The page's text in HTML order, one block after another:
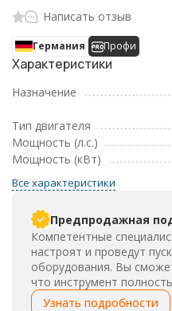
Написать отзыв
Германия Профи
Характеристики
Назначение
Тип двигателя
Мощность (л.с.)
Мощность (кВт)
Все характеристики
Предпродажная
Компетентные
настроят и проведут
оборудования. Вы
что инструмент
Узнать подробности